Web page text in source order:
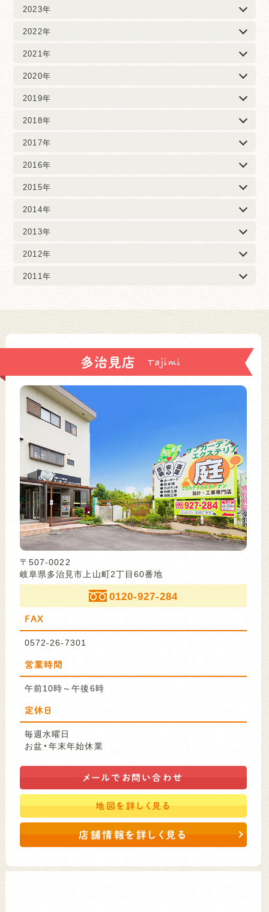
2023年
2022年
2021年
2020年
2019年
2018年
2017年
2016年
2015年
2014年
2013年
2012年
2011年
多治見店
〒507-0022
岐阜県多治見市上山町2丁目60番地
0120-927-284
FAX
0572-26-7301
営業時間
午前10時～午後6時
定休日
毎週水曜日
お盆・年末年始休業
メールで お問い合わせ
地図を詳しく見る
店舗情報を詳しく見る